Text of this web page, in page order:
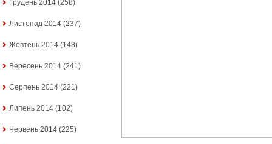
Грудень 2014 (258)
Листопад 2014 (237)
Жовтень 2014 (148)
Вересень 2014 (241)
Серпень 2014 (221)
Липень 2014 (102)
Червень 2014 (225)